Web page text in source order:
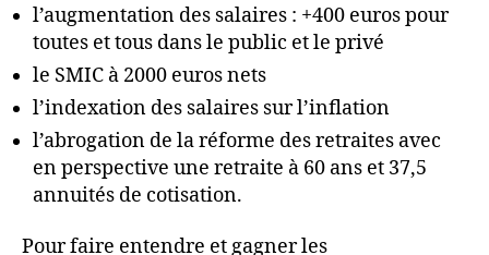
l’augmentation des salaires : +400 euros pour
toutes et tous dans le public et le privé
le SMIC à 2000 euros nets
l’indexation des salaires sur l’inflation
l’abrogation de la réforme des retraites avec
en perspective une retraite à 60 ans et 37,5
annuités de cotisation.
Pour faire entendre et gagner les